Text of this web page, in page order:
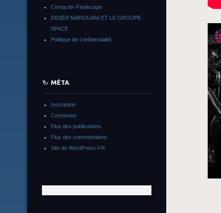
Contacter Finalscape
DIDIER MAROUANI ET LE GROUPE
SPACE
Politique de confidentialité
MÉTA
Inscription
Connexion
Flux des publications
Flux des commentaires
Site de WordPress-FR